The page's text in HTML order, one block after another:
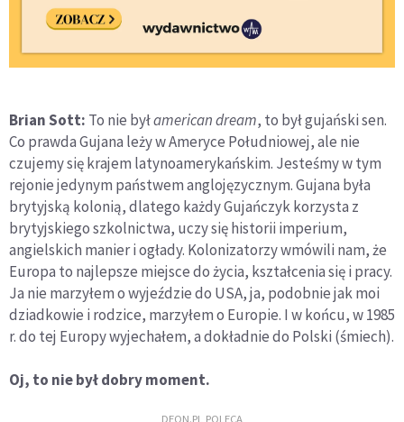
Brian Sott: To nie byłamerican dream, to był gujański sen.
Co prawda Gujana leży w Ameryce Południowej, ale nie
czujemy się krajem latynoamerykańskim. Jesteśmy w tym
rejonie jedynym państwem anglojęzycznym. Gujana była
brytyjską kolonią, dlatego każdy Gujańczyk korzysta z
brytyjskiego szkolnictwa, uczy się historii imperium,
angielskich manier i ogłady. Kolonizatorzy wmówili nam, że
Europa to najlepsze miejsce do życia, kształcenia się i pracy.
Ja nie marzyłem o wyjeździe do USA, ja, podobnie jak moi
dziadkowie i rodzice, marzyłem o Europie. I w końcu, w 1985
r. do tej Europy wyjechałem, a dokładnie do Polski (śmiech).
Oj, to nie był dobry moment.
DEON.PL POLECA